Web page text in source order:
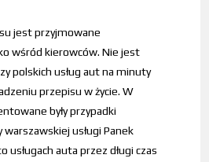
jest przyjmowane
wśród kierowców. Nie jest
polskich usług aut na minuty
przepisu w życie. W
były przypadki
warszawskiej usługi Panek
usługach auta przez długi czas